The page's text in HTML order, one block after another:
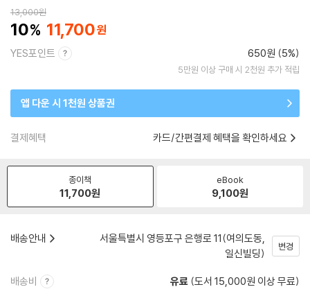
13,000원
10 11,700
YES포인트 650원 (5%)
5만원 이상 구매 시 2천원 추가 적립
앱 다운 시 1천원 상품권
결제혜택 카드/간편결제 혜택을 확인하세요
종이책
11,700원
eBook
9,100원
배송안내
서울특별시 영등포구 은행로 11(여의도동,
일신빌딩)
변경
배송비 유료 (도서 15,000원 이상 무료)